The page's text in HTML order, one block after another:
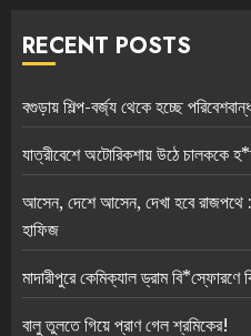
RECENT POSTS
বগুড়ায় শিল্প-বর্জ্য থেকে হচ্ছে
যাত্রীবেশে অটোরিকশায় উঠে চালককে
আসেন, দেশে আসেন, দেখা হবে রাজপথে :
হাফিজ
মাদারীপুরে কেমিক্যাল ড্রাম
বালু তুলতে গিয়ে প্রাণ গেল শ্রমিকের!